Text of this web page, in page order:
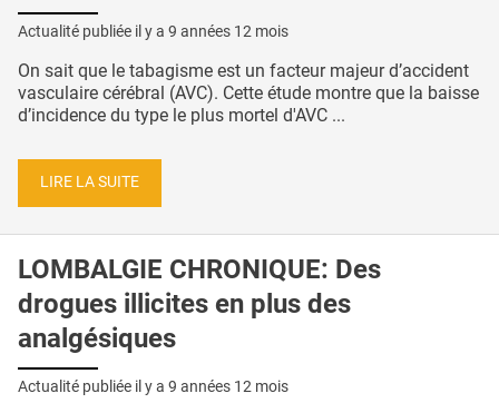
Actualité publiée il y a 9 années 12 mois
On sait que le tabagisme est un facteur majeur d’accident
vasculaire cérébral (AVC). Cette étude montre que la baisse
d’incidence du type le plus mortel d'AVC ...
LIRE LA SUITE
LOMBALGIE CHRONIQUE: Des
drogues illicites en plus des
analgésiques
Actualité publiée il y a 9 années 12 mois